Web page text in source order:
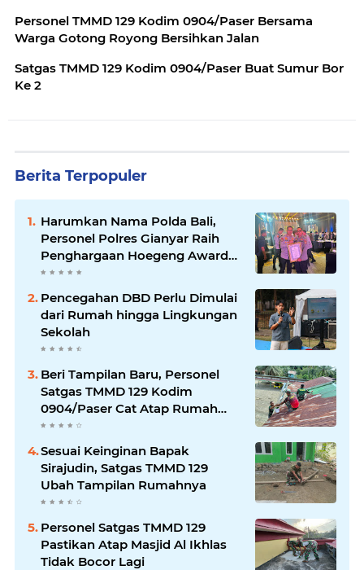
Personel TMMD 129 Kodim 0904/Paser Bersama
Warga Gotong Royong Bersihkan Jalan
Satgas TMMD 129 Kodim 0904/Paser Buat Sumur Bor
Ke 2
Berita Terpopuler
Harumkan Nama Polda Bali,
Personel Polres Gianyar Raih
Penghargaan Hoegeng Awards
2026
Pencegahan DBD Perlu Dimulai
dari Rumah hingga Lingkungan
Sekolah
Beri Tampilan Baru, Personel
Satgas TMMD 129 Kodim
0904/Paser Cat Atap Rumah
Marbot
Sesuai Keinginan Bapak
Sirajudin, Satgas TMMD 129
Ubah Tampilan Rumahnya
Personel Satgas TMMD 129
Pastikan Atap Masjid Al Ikhlas
Tidak Bocor Lagi